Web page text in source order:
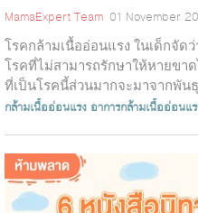
MamaExpert Team 01 November
โรคกล้ามเนื้ออ่อนแรง ในเด็กจัด
โรคที่ไม่สามารถรักษาให้หายขา
ที่เป็นโรคนี้ส่วนมากจะมาจากพัน
เกิ...
กล้ามเนื้ออ่อนแรง อาการกล้ามเนื้ออ่อนแ